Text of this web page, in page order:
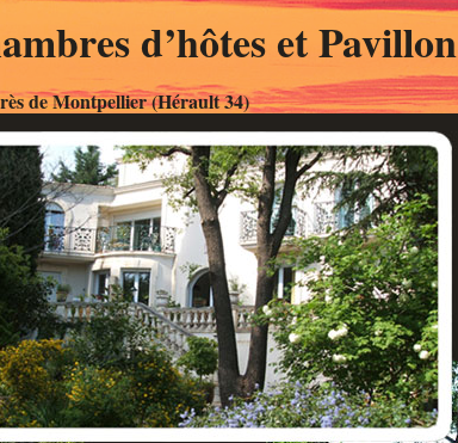
d’hôtes et Pavillon
de Montpellier (Hérault 34)